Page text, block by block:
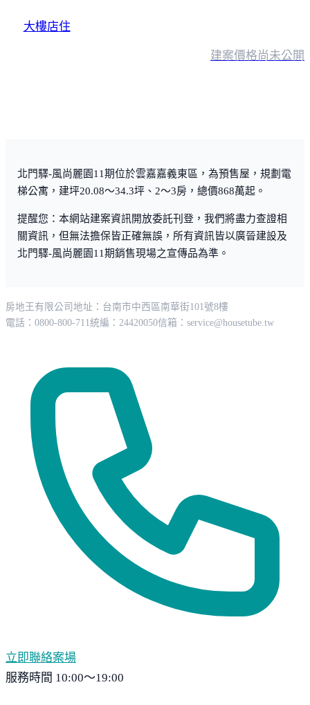
大樓店住
建案價格尚未公開
北門驛-風尚麗園11期位於雲嘉嘉義東區，為預售屋，規劃電
梯公寓，建坪20.08～34.3坪、2～3房，總價868萬起。
提醒您：本網站建案資訊開放委託刊登，我們將盡力查證相
關資訊，但無法擔保皆正確無誤，所有資訊皆以廣晉建設及
北門驛-風尚麗園11期銷售現場之宣傳品為準。
房地王有限公司 地址：台南市中西區南華街101號8樓
電話：0800-800-711統編：24420050信箱： service@housetube.tw
立即聯絡案場
服務時間 10:00～19:00